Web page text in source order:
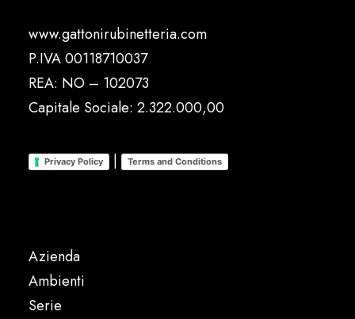
www.gattonirubinetteria.com
P.IVA 00118710037
REA: NO – 102073
Capitale Sociale: 2.322.000,00
Privacy Policy | Terms and Conditions
Azienda
Ambienti
Serie